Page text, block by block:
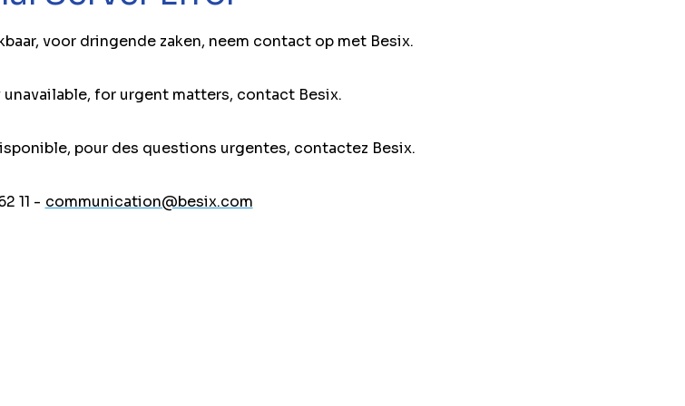
voor dringende zaken, neem contact op met Besix.
for urgent matters, contact Besix.
pour des questions urgentes, contactez Besix.
11 - communication@besix.com